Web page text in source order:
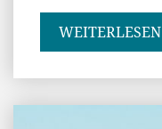
WEITERLESEN